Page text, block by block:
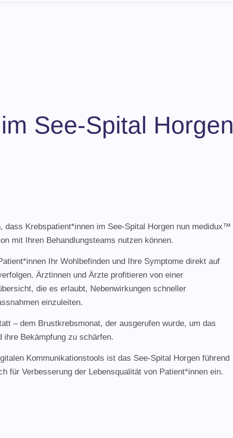
See-Spital Horgen
dass Krebspatient*innen im See-Spital Horgen nun medidux™
mit Ihren Behandlungsteams nutzen können.
Ihr Wohlbefinden und Ihre Symptome direkt auf
Ärztinnen und Ärzte profitieren von einer
die es erlaubt, Nebenwirkungen schneller
einzuleiten.
– dem Brustkrebsmonat, der ausgerufen wurde, um das
ihre Bekämpfung zu schärfen.
Kommunikationstools ist das See-Spital Horgen führend
für Verbesserung der Lebensqualität von Patient*innen ein.